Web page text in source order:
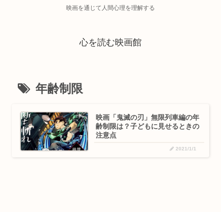
映画を通じて人間心理を理解する
心を読む映画館
年齢制限
映画「鬼滅の刃」無限列車編の年
齢制限は？子どもに見せるときの
注意点
2021/1/1